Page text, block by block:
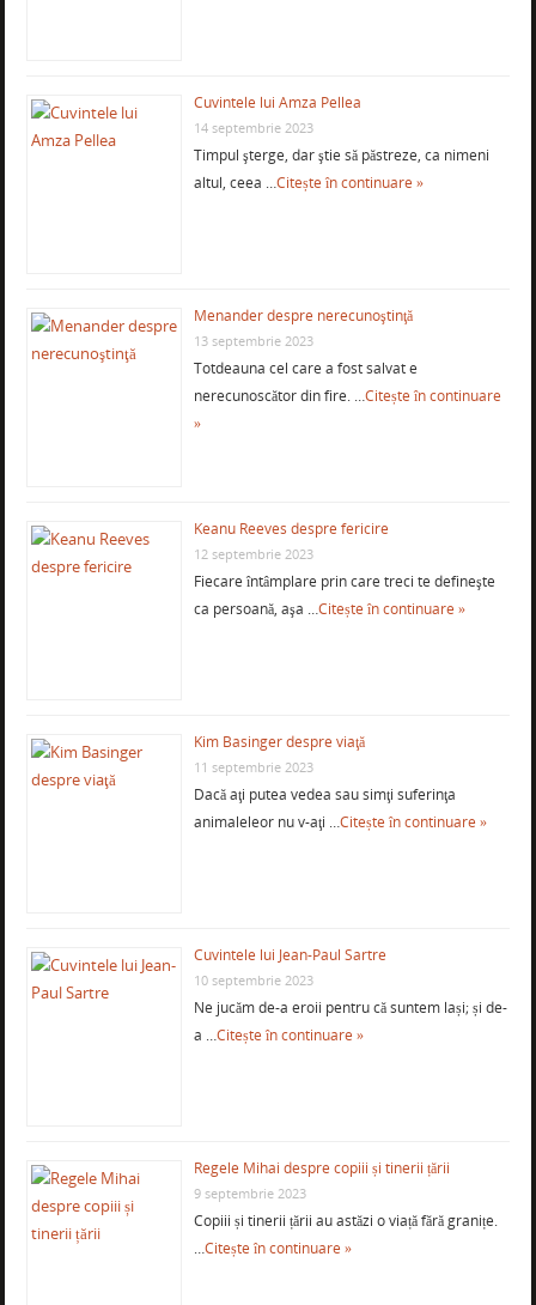
Cuvintele lui Amza Pellea
14 septembrie 2023
Timpul şterge, dar ştie să păstreze, ca nimeni
altul, ceea …Citește în continuare »
Menander despre nerecunoştinţă
13 septembrie 2023
Totdeauna cel care a fost salvat e
nerecunoscător din fire. …Citește în continuare
»
Keanu Reeves despre fericire
12 septembrie 2023
Fiecare întâmplare prin care treci te defineşte
ca persoană, aşa …Citește în continuare »
Kim Basinger despre viaţă
11 septembrie 2023
Dacă aţi putea vedea sau simţi suferinţa
animaleleor nu v-aţi …Citește în continuare »
Cuvintele lui Jean-Paul Sartre
10 septembrie 2023
Ne jucăm de-a eroii pentru că suntem lași; și de-
a …Citește în continuare »
Regele Mihai despre copiii și tinerii țării
9 septembrie 2023
Copiii și tinerii țării au astăzi o viață fără granițe.
…Citește în continuare »